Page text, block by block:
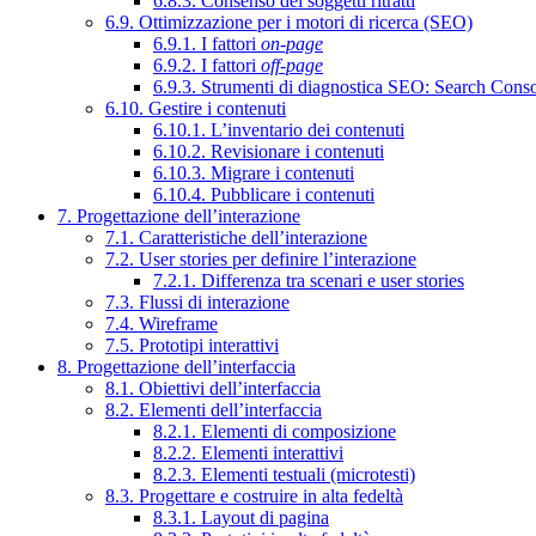
6.9. Ottimizzazione per i motori di ricerca (SEO)
6.9.1. I fattori on-page
6.9.2. I fattori off-page
6.9.3. Strumenti di diagnostica SEO: Search
6.10. Gestire i contenuti
6.10.1. L’inventario dei contenuti
6.10.2. Revisionare i contenuti
6.10.3. Migrare i contenuti
6.10.4. Pubblicare i contenuti
7. Progettazione dell’interazione
7.1. Caratteristiche dell’interazione
7.2. User stories per definire l’interazione
7.2.1. Differenza tra scenari e user stories
7.3. Flussi di interazione
7.4. Wireframe
7.5. Prototipi interattivi
8. Progettazione dell’interfaccia
8.1. Obiettivi dell’interfaccia
8.2. Elementi dell’interfaccia
8.2.1. Elementi di composizione
8.2.2. Elementi interattivi
8.2.3. Elementi testuali (microtesti)
8.3. Progettare e costruire in alta fedeltà
8.3.1. Layout di pagina